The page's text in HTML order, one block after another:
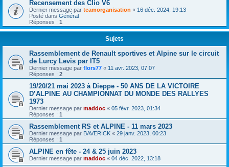
Recensement des Clio V6
Dernier message par teamorganisation « 16 déc. 2024, 19:13
Posté dans Général
Réponses : 1
Sujets
Rassemblement de Renault sportives et Alpine sur le circuit
de Lurcy Levis par IT5
Dernier message par flors77 « 11 avr. 2023, 07:07
Réponses : 2
19/20/21 mai 2023 à Dieppe - 50 ANS DE LA VICTOIRE
D’ALPINE AU CHAMPIONNAT DU MONDE DES RALLYES
1973
Dernier message par maddoc « 05 févr. 2023, 01:34
Réponses : 1
Rassemblement RS et ALPINE - 11 mars 2023
Dernier message par BAVERICK « 29 janv. 2023, 00:23
Réponses : 1
ALPINE en fête - 24 & 25 juin 2023
Dernier message par maddoc « 04 déc. 2022, 13:18